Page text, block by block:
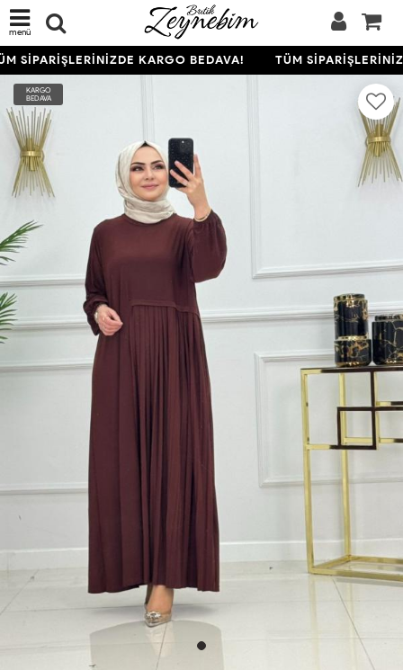
menü
SİPARİŞLERİNİZDE KARGO BEDAVA! TÜM
KARGO
BEDAVA